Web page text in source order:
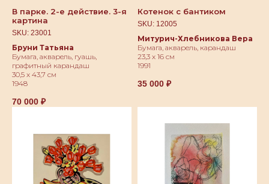
В парке. 2-е действие. 3-я
картина
SKU: 23001
Бруни Татьяна
Бумага, акварель, гуашь,
графитный карандаш
30,5 х 43,7 см
1948
70 000 ₽
Котенок с бантиком
SKU: 12005
Митурич-Хлебникова Вера
Бумага, акварель, карандаш
23,3 х 16 см
1991
35 000 ₽